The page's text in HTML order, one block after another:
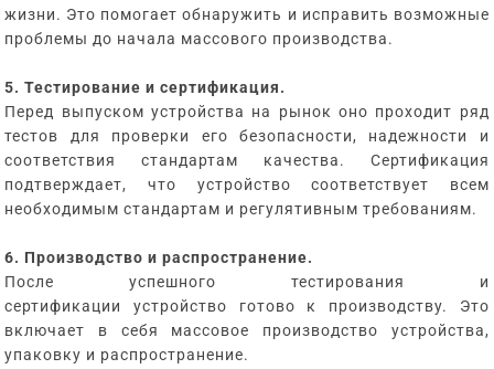
жизни. Это помогает обнаружить и исправить возможные
проблемы до начала массового производства.
5. Тестирование и сертификация.
Перед выпуском устройства на рынок оно проходит ряд
тестов для проверки его безопасности, надежности и
соответствия стандартам качества. Сертификация
подтверждает, что устройство соответствует всем
необходимым стандартам и регулятивным требованиям.
6. Производство и распространение.
После успешного тестирования и
сертификации устройство готово к производству. Это
включает в себя массовое производство устройства,
упаковку и распространение.